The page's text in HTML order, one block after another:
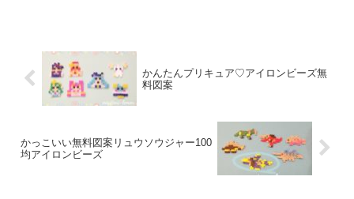
かんたんプリキュア♡アイロンビーズ無
料図案
かっこいい無料図案リュウソウジャー100
均アイロンビーズ